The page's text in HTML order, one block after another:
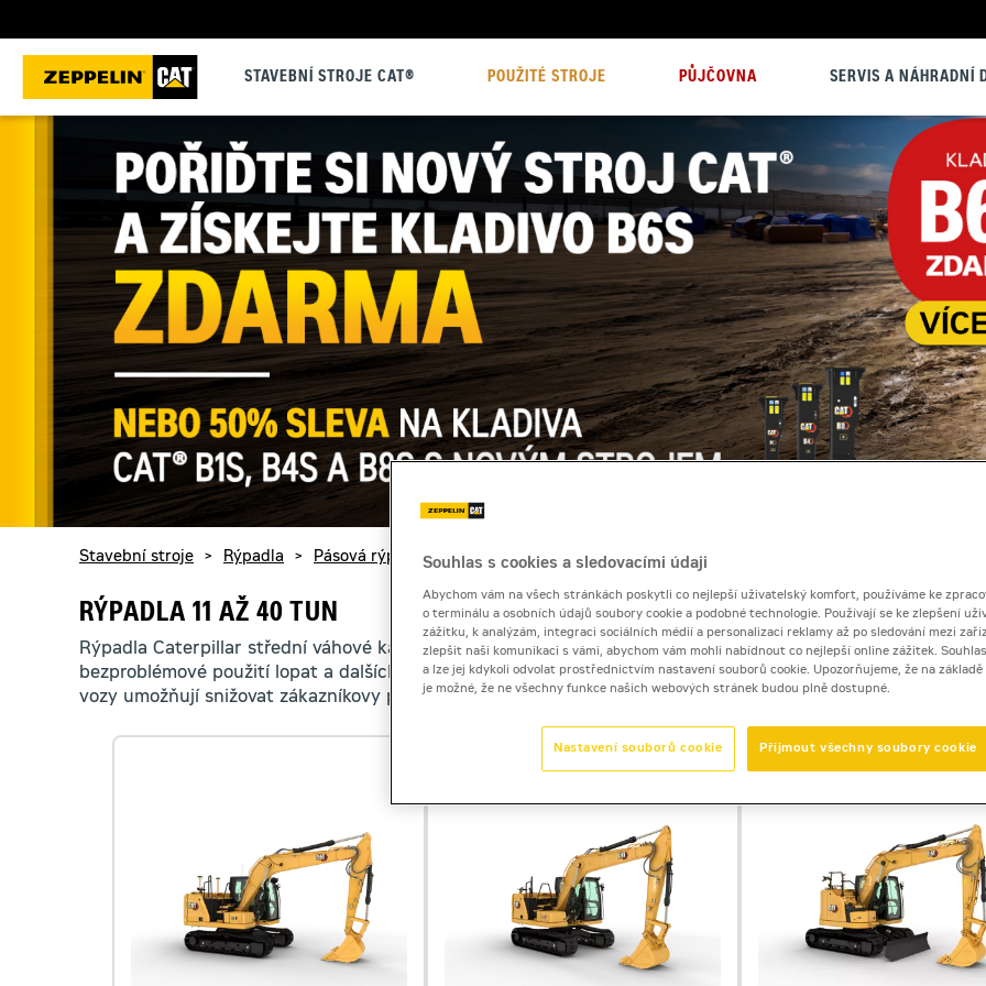
STAVEBNÍ STROJE CAT® POUŽITÉ STROJE PŮJČOVNA SERVIS A NÁHRADNÍ
Stavební stroje > Rýpadla > Pásová rýpadla > Rýpadla 11 až 40 tun
RÝPADLA 11 AŽ 40 TUN
Rýpadla Caterpillar střední váhové kategorie (12-40 tun) se vyplatí po všech stránkách. Nabízejí zvýšenou
bezproblémové použití lopat a dalších přídavných zařízení. Prodloužené výměnné intervaly a nižší
vozy umožňují snižovat zákazníkovy provozní náklady.
Souhlas s cookies a sledovacími údaji
Abychom vám na všech stránkách poskytli co nejlepší uživatelský komfort, používáme ke
o terminálu a osobních údajů soubory cookie a podobné technologie. Používají se ke zlepšení
zážitku, k analýzám, integraci sociálních médií a personalizaci reklamy až po sledování mezi
zlepšit naši komunikaci s vámi, abychom vám mohli nabídnout co nejlepší online zážitek.
a lze jej kdykoli odvolat prostřednictvím nastavení souborů cookie. Upozorňujeme, že na základě
je možné, že ne všechny funkce našich webových stránek budou plně dostupné.
Přijmout všechny soubory cookie
Nastavení souborů cookie